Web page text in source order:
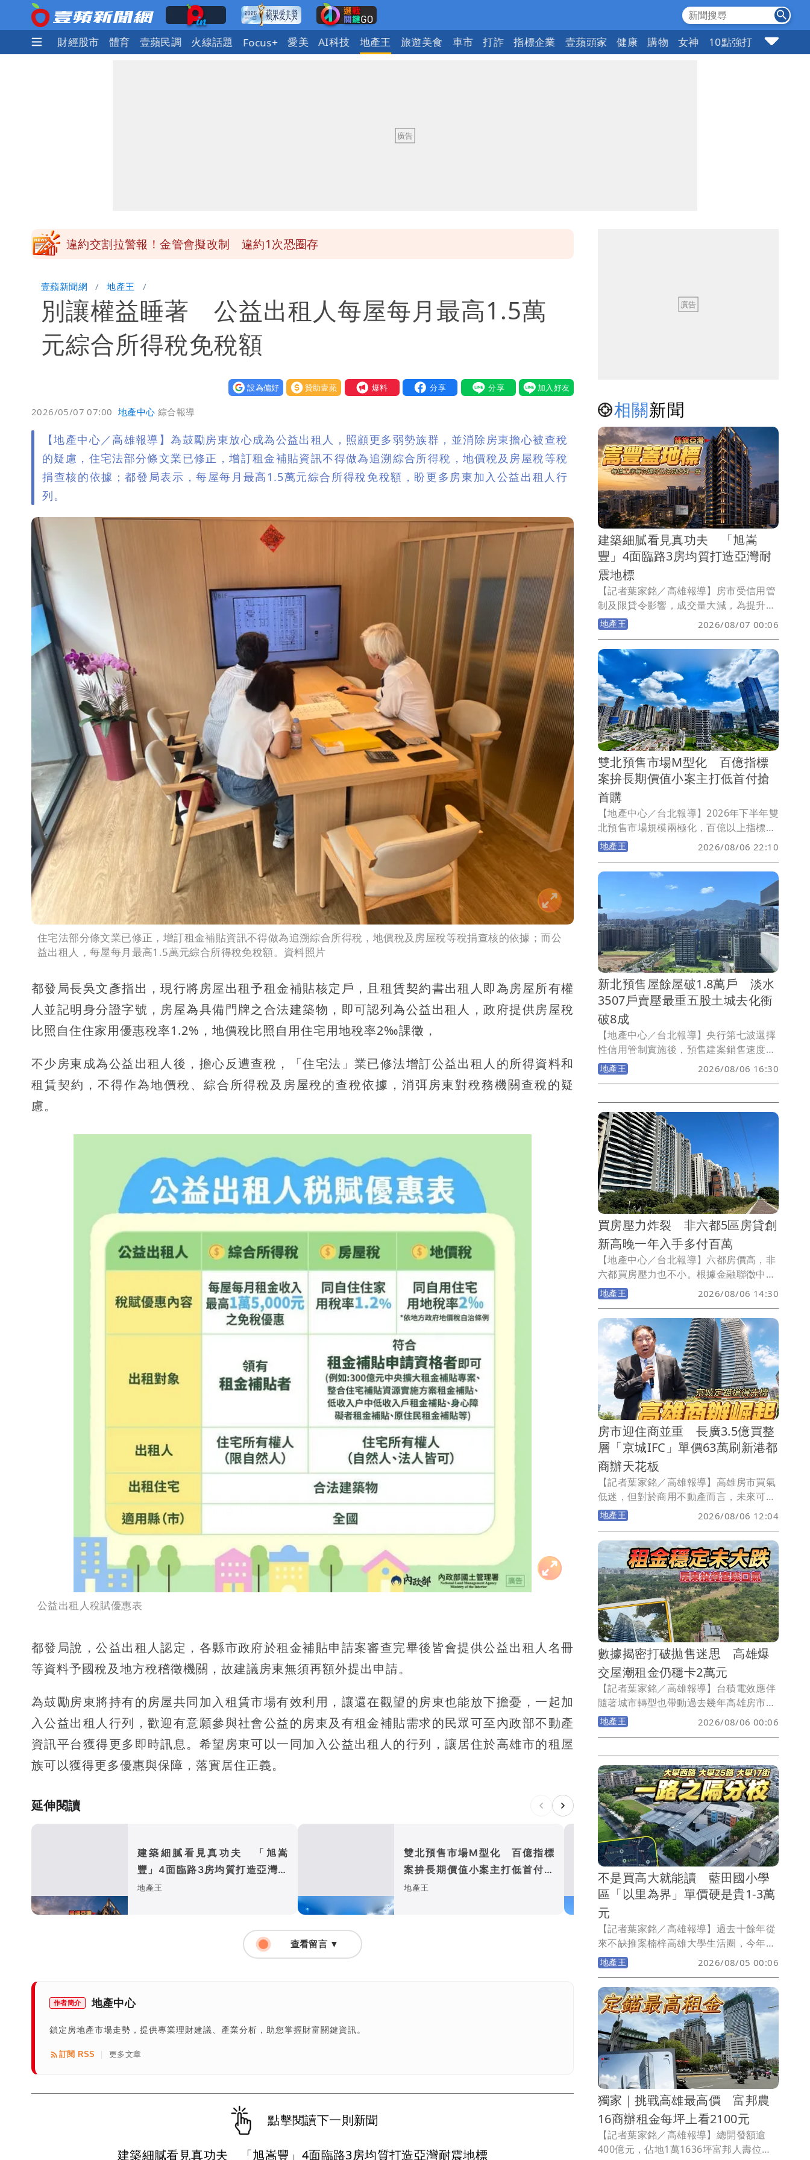
國際 財經股市 體育 壹蘋民調 火線話題 Focus+ 愛美 AI科技 地產王 旅遊美食 車市 打詐 指標企業 壹蘋頭家 健康 購物 女神 10點強打
違約交割拉警報！金管會擬改制 違約1次恐圈存
藍昔狂譙擋疫苗 慈濟真變「世紀大騙局」！網朝聖翻車文笑了
川普出重手！禁中國機器人、逆變器進口 防北京滲透供應鏈
白海豚路徑「搖擺」 暴風圈估擦沿岸！可能籠罩4縣市
老公外遇修復內幕！欣西亞曬牽手照「2人身體卻僵硬」
白海豚最快下午海警！大雨襲7縣市 明恐發陸警
97萬網紅「肥大叔」驚傳猝逝！最後身影曝 網驚覺不對
壹蘋新聞網 地產王
別讓權益睡著 公益出租人每屋每月最高1.5萬
元綜合所得稅免稅額
設為偏好 贊助壹蘋 我要爆料
分享
2026/05/07 07:00 地產中心 綜合報導
【地產中心／高雄報導】為鼓勵房東放心成為公益出租人，照顧更多弱勢族群，並消除房東擔心被查稅
的疑慮，住宅法部分條文業已修正，增訂租金補貼資訊不得做為追溯綜合所得稅，地價稅及房屋稅等稅
捐查核的依據；都發局表示，每屋每月最高1.5萬元綜合所得稅免稅額，盼更多房東加入公益出租人行
列。
住宅法部分條文業已修正，增訂租金補貼資訊不得做為追溯綜合所得稅，地價稅及房屋稅等稅捐查核的依據；而公
益出租人，每屋每月最高1.5萬元綜合所得稅免稅額。資料照片
都發局長吳文彥指出，現行將房屋出租予租金補貼核定戶，且租賃契約書出租人即為房屋所有權
人並記明身分證字號，房屋為具備門牌之合法建築物，即可認列為公益出租人，政府提供房屋稅
比照自住住家用優惠稅率1.2%，地價稅比照自用住宅用地稅率2‰課徵，
不少房東成為公益出租人後，擔心反遭查稅，「住宅法」業已修法增訂公益出租人的所得資料和
租賃契約，不得作為地價稅、綜合所得稅及房屋稅的查稅依據，消弭房東對稅務機關查稅的疑
慮。
公益出租人稅賦優惠表
都發局說，公益出租人認定，各縣市政府於租金補貼申請案審查完畢後皆會提供公益出租人名冊
等資料予國稅及地方稅稽徵機關，故建議房東無須再額外提出申請。
為鼓勵房東將持有的房屋共同加入租賃市場有效利用，讓還在觀望的房東也能放下擔憂，一起加
入公益出租人行列，歡迎有意願參與社會公益的房東及有租金補貼需求的民眾可至內政部不動產
資訊平台獲得更多即時訊息。希望房東可以一同加入公益出租人的行列，讓居住於高雄市的租屋
族可以獲得更多優惠與保障，落實居住正義。
延伸閱讀
建築細膩看見真功夫 「旭嵩
豐」4面臨路3房均質打造亞灣耐
震地標
地產王
雙北預售市場M型化 百億指標
案拚長期價值小案主打低首付搶
首購
地產王
新北預售屋餘屋破1.8萬戶
3507戶賣壓最重五股土城去
破8成
地產王
查看留言 ▼
作者簡介 地產中心
鎖定房地產市場走勢，提供專業理財建議、產業分析，助您掌握財富關鍵資訊。
訂閱 RSS 更多文章
點擊閱讀下一則新聞
建築細膩看見真功夫 「旭嵩豐」4面臨路3房均質打造亞灣耐震地標
相關新聞
建築細膩看見真功夫 「旭嵩
豐」4面臨路3房均質打造亞灣耐
震地標
【記者葉家銘／高雄報導】房市受信用管
制及限貸令影響，成交量大減，為提升買
氣，市場充斥著琳琅滿目行銷手法，然而
對購屋族而言，買房非買菜，如何將預算
放在對的標的物，地段是否具獨特性，產
品力能否保值抗跌，更重要的建商品牌能
否禁得起時間淬鍊，才是購屋依據。在高
雄建商中主打「量少質精」嵩豐建設，延
續過去推案特點，首跨南高雄就選在亞灣
「萬家福量販光華店」旁，推出大樓成屋
案「旭嵩豐」，基地4面臨路，單層4戶均
邊間，九宮格結構搭配日本住友制震，戶
數單純、最適規模、頂規建材，購屋一次
到位。
地產王 2026/08/07 00:06
雙北預售市場M型化 百億指標
案拚長期價值小案主打低首付搶
首購
【地產中心／台北報導】2026年下半年雙
北預售市場規模兩極化，百億以上指標案
與50億元以下中小案並立。信義代銷童莉
婷指出，百億大案憑區域亮點與品牌力衝
高房價、賣長期價值；中小案則以小坪
數、低首付催買氣，搶攻首購現金流，
「百億大案仰賴區域亮點、品牌實力與大
型社區規劃，提升產品稀有性與長期持有
價值，支撐高基期房價；50億元以下的中
小型個案則著重小坪數、低首付，以資金
彈性換取購屋可行性，提高買方進場意
願。」
地產王 2026/08/06 22:10
新北預售屋餘屋破1.8萬戶 淡水
3507戶賣壓最重五股土城去化衝
破8成
【地產中心／台北報導】央行第七波選擇
性信用管制實施後，預售建案銷售速度明
顯放緩，進而推升預售市場的待售餘屋
量。永慶房產集團盤點2021年7月預售屋
「待售餘屋量」與「累計銷售率」。數據
顯示，新北市全區待售餘屋量已突破1萬8
千戶，其中淡水、三重、林口等重劃區推
案重鎮的賣壓最為顯著，土城、五股的累
計銷售率則雙雙突破8成。
地產王 2026/08/06 16:30
買房壓力炸裂 非六都5區房貸創
新高晚一年入手多付百萬
【地產中心／台北報導】六都房價高，非
六都買房壓力也不小。根據金融聯徵中心
2026年Q1新增房貸資料統計，非六都15
個縣市當中，包括新竹縣、苗栗縣、彰化
縣、嘉義縣及嘉義市，五個縣市平均房貸
金額同步創下歷史新高！房價與房貸壓
力，均為非六都地區中名列前茅！其中，
房貸壓力最高的是新竹縣，Q1平均房貸
來到史上新高達1347萬元，增壓幅度也居
冠，晚一年入手就要多負擔131萬元！苗
栗縣負擔也明顯增壓，晚一年同樣多負擔
逾百萬元！
地產王 2026/08/06 14:30
房市迎住商並重 長廣3.5億買整
層「京城IFC」單價63萬刷新港都
商辦天花板
【記者葉家銘／高雄報導】高雄房市買氣
低迷，但對於商用不動產而言，未來可能
如同雨後春筍般一棟棟的出現，而且單價
可能不斷邁向新高！今日上午長廣股份有
限公司發出重訊，以總價約3.495億元，
購入農16特區京城集團位於凹子底森林公
園首排，位於30樓商辦「京城IFC」，含9
個車位每個車位312.2萬元，總面積
547.34坪，換算每坪成交單價63萬元，直
接改寫高雄商辦單價新高紀錄。
地產王 2026/08/06 12:04
數據揭密打破拋售迷思 高雄爆
交屋潮租金仍穩卡2萬元
【記者葉家銘／高雄報導】台積電效應伴
隨著城市轉型也帶動過去幾年高雄房市買
氣，然而隨著央行信用管制導致交易動能
出現大幅衰退，當房仲統計全台將面臨大
數據而言房東可以鬆一口氣！《壹蘋新聞
網》統計2023-2026年高雄屋齡2年內新
成屋過戶、大樓出租戶數與租金發現，所
謂的龐大交屋潮與出租潮均呈現走揚，但
近3年租金行情維持在中位數2-2.1萬元盤
整，整體市場呈現相對樂觀態勢。
地產王 2026/08/06 00:06
不是買高大就能讀 藍田國小學
區「以里為界」單價硬是貴1-3萬
元
【記者葉家銘／高雄報導】過去十餘年從
來不缺推案楠梓高雄大學生活圈，今年8
月迎來區內第2所小學藍田國小，該校屬
全國首座全鋼構小學，建設經費10.7億
元，佔地2.95公頃，國小有48班，115學
年度招收25班，共計475人；非營利幼兒
園2班學生40人；公托3班學生60人，因
高雄大學屬房市熱區，在台積電效應後吸
引許多科技新貴進駐，而藍田國小校舍剛
完工招生，也吸引許多家長慕名而來，但
《壹蘋新聞網》提醒並非高雄大學重劃區
內均可就讀藍田國小，須屬藍田里才符合
資格，若屬中興與中和里則為援中國小學
區。
地產王 2026/08/05 00:06
獨家｜挑戰高雄最高價 富邦農
16商辦租金每坪上看2100元
【記者葉家銘／高雄報導】總開發額逾
400億元，佔地1萬1636坪富邦人壽位於